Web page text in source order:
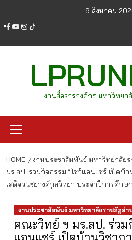
content
9 สิงหาคม
facebook
youtube
instagram
tiktok
งานสื่อสารองค์กร มหาวิทยา
Menu
HOME งานประชาสัมพันธ์ มหาวิทยาลัยร
มร.ลป. ร่วมกิจกรรม “โชว์แอนแชร์ เปิดบ้า
เสด็จวนชยางค์กูลวิทยา ประจำปีการศึกษ
งานประชาสัมพันธ์ มหาวิทยาลัยราชภัฏลำ
คณะวิทย์ ฯ มร.ลป. ร่วม
แอนแชร์ เปิดบ้านวิชากา